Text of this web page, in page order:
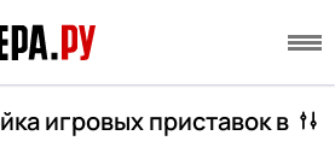
игровых приставок в